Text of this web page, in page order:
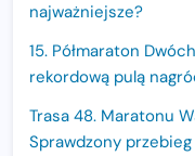
najważniejsze?
15. Półmaraton
rekordową pulą
Trasa 48. Maratonu
Sprawdzony